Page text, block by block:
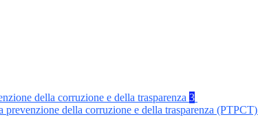
della corruzione e della trasparenza 3
prevenzione della corruzione e della trasparenza (PTPCT)